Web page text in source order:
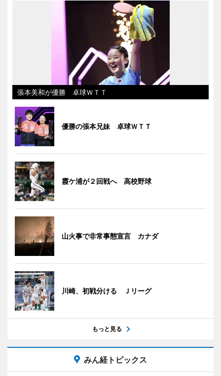
張本美和が優勝 卓球ＷＴＴ
優勝の張本兄妹 卓球ＷＴＴ
霞ケ浦が２回戦へ 高校野球
山火事で非常事態宣言 カナダ
川崎、初戦分ける Ｊリーグ
もっと見る
みん経トピックス